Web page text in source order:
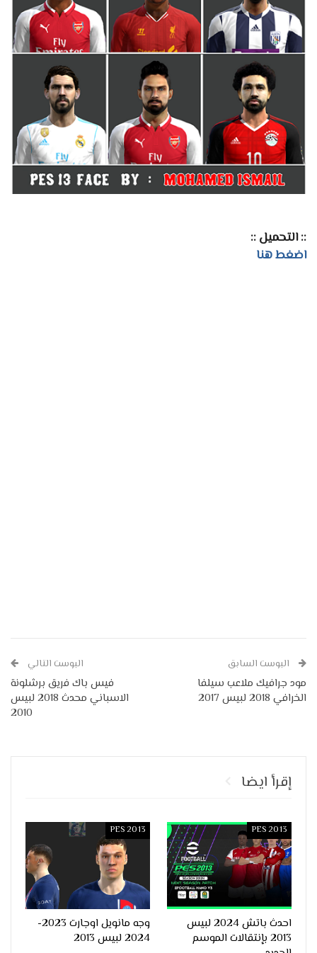
:: التحميل ::
اضغط هنا
البوست السابق
مود جرافيك ملاعب سيلفا
الخرافي 2018 لبيس 2017
البوست التالي
فيس باك فريق برشلونة
الاسباني محدث 2018 لبيس
2010
إقرأ ايضا
PES 2013
احدث باتش 2024 لبيس
2013 بإنتقالات الموسم
PES 2013
وجه مانويل اوجارت 2023-
2024 لبيس 2013